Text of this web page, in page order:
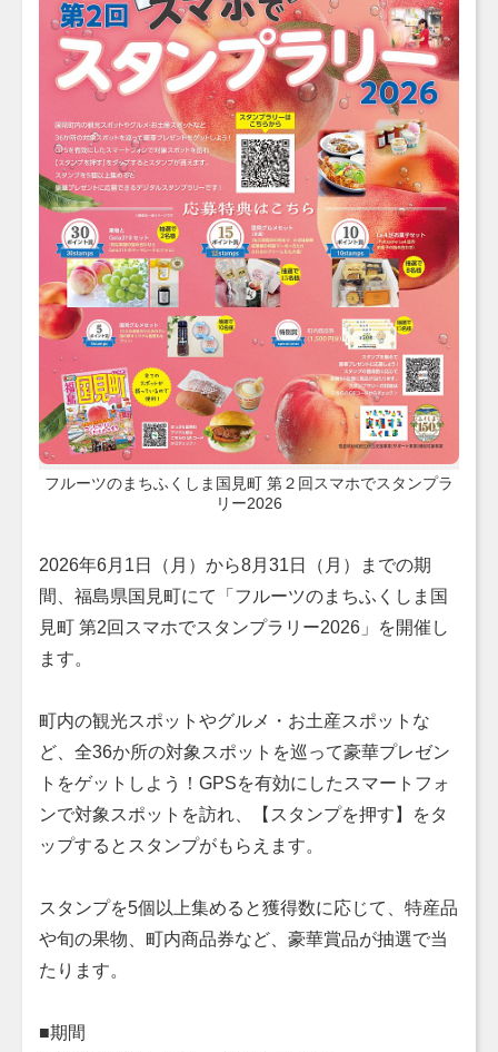
フルーツのまちふくしま国見町 第２回スマホでスタンプラ
リー2026
2026年6月1日（月）から8月31日（月）までの期
間、福島県国見町にて「フルーツのまちふくしま国
見町 第2回スマホでスタンプラリー2026」を開催し
ます。
町内の観光スポットやグルメ・お土産スポットな
ど、全36か所の対象スポットを巡って豪華プレゼン
トをゲットしよう！GPSを有効にしたスマートフォ
ンで対象スポットを訪れ、【スタンプを押す】をタ
ップするとスタンプがもらえます。
スタンプを5個以上集めると獲得数に応じて、特産品
や旬の果物、町内商品券など、豪華賞品が抽選で当
たります。
■期間